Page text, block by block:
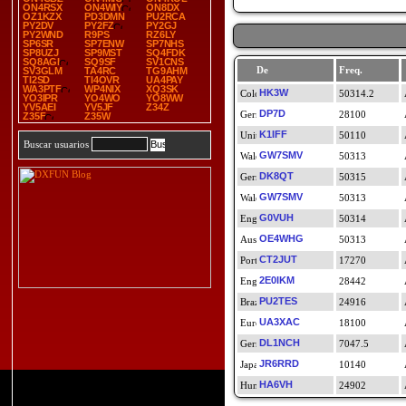
ON4RSX
ON4WIY
ON8DX
OZ1KZX
PD3DMN
PU2RCA
PY2DV
PY2FZ
PY2GJ
PY2WND
R9PS
RZ6LY
SP6SR
SP7ENW
SP7NHS
SP8UZJ
SP9MST
SQ4FDK
SQ8AGI
SQ9SF
SV1CNS
SV3GLM
TA4RC
TG9AHM
TI2SD
TI4OVR
UA4PAY
WA3PTF
WP4NIX
XQ3SK
YO3IPR
YO4WO
YO8WW
YV5AEI
YV5JF
Z34Z
Z35F
Z35W
Buscar usuarios
De Freq.
HK3W
50314.2
DP7D
28100
K1IFF
50110
GW7SMV
50313
DK8QT
50315
GW7SMV
50313
G0VUH
50314
OE4WHG
50313
CT2JUT
17270
2E0IKM
28442
PU2TES
24916
UA3XAC
18100
DL1NCH
7047.5
JR6RRD
10140
HA6VH
24902